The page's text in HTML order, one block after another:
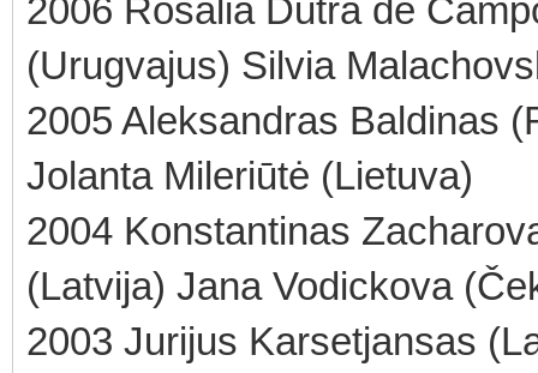
2006 Rosalia Dutra de
(Urugvajus) Silvia
2005 Aleksandras Baldinas
Jolanta Mileriūtė (Lietuva)
2004 Konstantinas
(Latvija) Jana Vodickova
2003 Jurijus Karsetjansas